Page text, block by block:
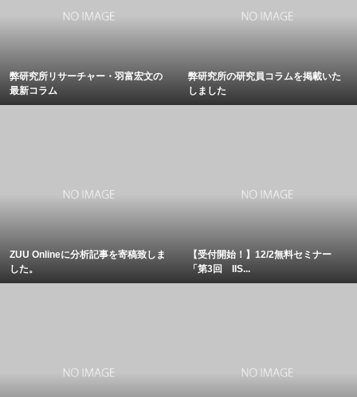
弊研究所リサーチャー・羽富宏文の
最新コラム
弊研究所の研究員コラムを掲載いた
しました
ZUU Onlineに分析記事を寄稿致しま
した。
【受付開始！】12/2無料セミナー
「第3回 IIS...